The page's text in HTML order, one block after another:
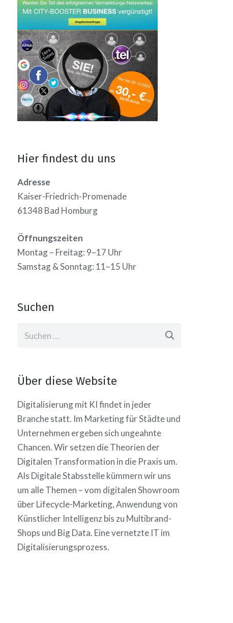
Hier findest du uns
Adresse
Kaiser-Friedrich-Promenade
61348 Bad Homburg
Öffnungszeiten
Montag – Freitag: 9–17 Uhr
Samstag & Sonntag: 11–15 Uhr
Suchen
Suchen
Über diese Website
Digitalisierung mit KI findet in jeder
Branche statt. Im Marketing für Städte und
Unternehmen ergeben sich ungeahnte
Chancen. Wir setzen die Theorien der
Digitalen Transformation in die Praxis um.
Als Digitale Stabsstelle kümmern wir uns
um alle Themen – vom digitalen Showroom
über Lifecycle-Marketing, Anwendung von
Künstlicher Intelligenz bis zu Multibrand-
Shops und Big Data. Eine vernetzte IT im
Digitalisierungsprozess.